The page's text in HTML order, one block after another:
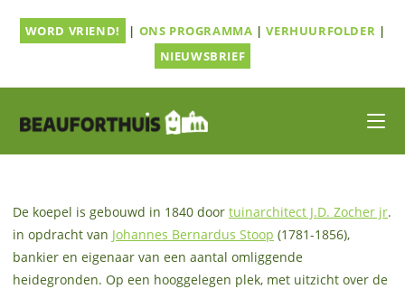
naarWORD VRIEND! | ONS PROGRAMMA |VERHUURFOLDER |
NIEUWSBRIEF
De koepel is gebouwd in 1840 door tuinarchitect J.D. Zocher jr.
in opdracht van Johannes Bernardus Stoop (1781-1856),
bankier en eigenaar van een aantal omliggende
heidegronden. Op een hooggelegen plek, met uitzicht over de